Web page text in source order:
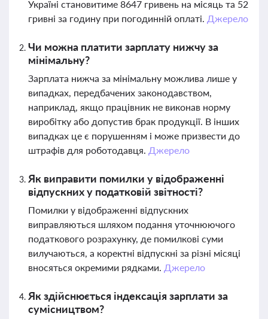
Україні становитиме 8647 гривень на місяць та 52
гривні за годину при погодинній оплаті. Джерело
Чи можна платити зарплату нижчу за
мінімальну?
Зарплата нижча за мінімальну можлива лише у
випадках, передбачених законодавством,
наприклад, якщо працівник не виконав норму
виробітку або допустив брак продукції. В інших
випадках це є порушенням і може призвести до
штрафів для роботодавця. Джерело
Як виправити помилки у відображенні
відпускних у податковій звітності?
Помилки у відображенні відпускних
виправляються шляхом подання уточнюючого
податкового розрахунку, де помилкові суми
вилучаються, а коректні відпускні за різні місяці
вносяться окремими рядками. Джерело
Як здійснюється індексація зарплати за
сумісництвом?